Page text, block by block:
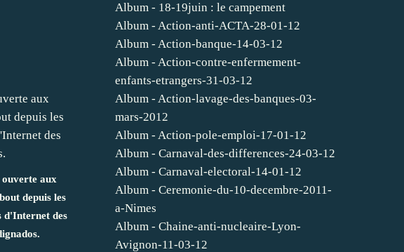
aux
depuis les
d'Internet des
Album - 18-19juin : le campement
Album - Action-anti-ACTA-28-01-12
Album - Action-banque-14-03-12
Album - Action-contre-enfermement-
enfants-etrangers-31-03-12
Album - Action-lavage-des-banques-03-
mars-2012
Album - Action-pole-emploi-17-01-12
Album - Carnaval-des-differences-24-03-12
Album - Carnaval-electoral-14-01-12
Album - Ceremonie-du-10-decembre-2011-
a-Nimes
Album - Chaine-anti-nucleaire-Lyon-
Avignon-11-03-12